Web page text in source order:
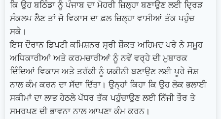
ਕਿ ਉਹ ਬਠਿੰਡਾ ਨੂੰ ਪੰਜਾਬ ਦਾ ਮੋਹਰੀ ਜ਼ਿਲ੍ਹਾ ਬਣਾਉਣ ਲਈ ਦ੍ਰਿੜ
ਸੰਕਲਪ ਲੈਣ ਤਾਂ ਜੋ ਵਿਕਾਸ ਦਾ ਫ਼ਲ ਜ਼ਿਲ੍ਹਾ ਵਾਸੀਆਂ ਤੱਕ ਪਹੁੰਚ
ਸਕੇ।
ਇਸ ਦੌਰਾਨ ਡਿਪਟੀ ਕਮਿਸ਼ਨਰ ਸ੍ਰੀ ਸ਼ੌਕਤ ਅਹਿਮਦ ਪਰੇ ਨੇ ਸਮੂਹ
ਅਧਿਕਾਰੀਆਂ ਅਤੇ ਕਰਮਚਾਰੀਆਂ ਨੂੰ ਨਵੇਂ ਵਰ੍ਹੇ ਦੀ ਮੁਬਾਰਕ
ਦਿੰਦਿਆਂ ਵਿਕਾਸ ਅਤੇ ਤਰੱਕੀ ਨੂੰ ਯਕੀਨੀ ਬਣਾਉਣ ਲਈ ਪੂਰੇ ਜੋਸ਼
ਨਾਲ ਕੰਮ ਕਰਨ ਦਾ ਸੱਦਾ ਦਿੱਤਾ। ਉਨ੍ਹਾਂ ਕਿਹਾ ਕਿ ਉਹ ਲੋਕ ਭਲਾਈ
ਸਕੀਮਾਂ ਦਾ ਲਾਭ ਹੇਠਲੇ ਪੱਧਰ ਤੱਕ ਪਹੁੰਚਾਉਣ ਲਈ ਨਿੱਜੀ ਤੌਰ ਤੇ
ਸਮਰਪਣ ਦੀ ਭਾਵਨਾ ਨਾਲ ਆਪਣਾ ਕੰਮ ਕਰਨ।